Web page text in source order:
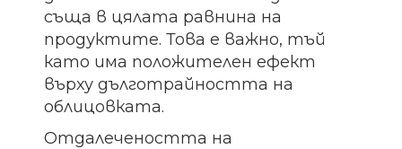
съща в цялата равнина на
продуктите. Това е важно, тъй
като има положителен ефект
върху дълготрайността на
облицовката.
Отдалечеността на